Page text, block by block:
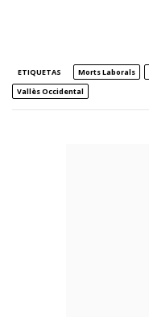
ETIQUETAS Morts Laborals
Vallès Occidental